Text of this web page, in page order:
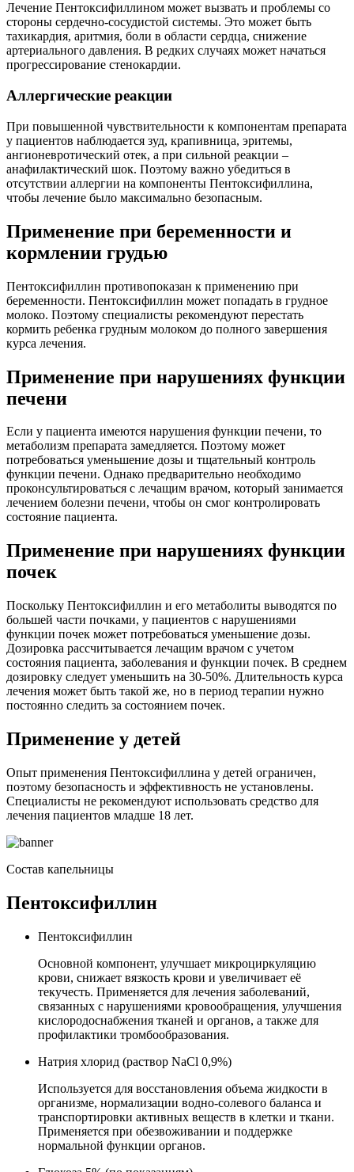
Лечение Пентоксифиллином может вызвать и проблемы со
стороны сердечно-сосудистой системы. Это может быть
тахикардия, аритмия, боли в области сердца, снижение
артериального давления. В редких случаях может начаться
прогрессирование стенокардии.
Аллергические реакции
При повышенной чувствительности к компонентам препарата
у пациентов наблюдается зуд, крапивница, эритемы,
ангионевротический отек, а при сильной реакции –
анафилактический шок. Поэтому важно убедиться в
отсутствии аллергии на компоненты Пентоксифиллина,
чтобы лечение было максимально безопасным.
Применение при беременности и
кормлении грудью
Пентоксифиллин противопоказан к применению при
беременности. Пентоксифиллин может попадать в грудное
молоко. Поэтому специалисты рекомендуют перестать
кормить ребенка грудным молоком до полного завершения
курса лечения.
Применение при нарушениях функции
печени
Если у пациента имеются нарушения функции печени, то
метаболизм препарата замедляется. Поэтому может
потребоваться уменьшение дозы и тщательный контроль
функции печени. Однако предварительно необходимо
проконсультироваться с лечащим врачом, который занимается
лечением болезни печени, чтобы он смог контролировать
состояние пациента.
Применение при нарушениях функции
почек
Поскольку Пентоксифиллин и его метаболиты выводятся по
большей части почками, у пациентов с нарушениями
функции почек может потребоваться уменьшение дозы.
Дозировка рассчитывается лечащим врачом с учетом
состояния пациента, заболевания и функции почек. В среднем
дозировку следует уменьшить на 30-50%. Длительность курса
лечения может быть такой же, но в период терапии нужно
постоянно следить за состоянием почек.
Применение у детей
Опыт применения Пентоксифиллина у детей ограничен,
поэтому безопасность и эффективность не установлены.
Специалисты не рекомендуют использовать средство для
лечения пациентов младше 18 лет.
Состав капельницы
Пентоксифиллин
Пентоксифиллин
Основной компонент, улучшает микроциркуляцию
крови, снижает вязкость крови и увеличивает её
текучесть. Применяется для лечения заболеваний,
связанных с нарушениями кровообращения, улучшения
кислородоснабжения тканей и органов, а также для
профилактики тромбообразования.
Натрия хлорид (раствор NaCl 0,9%)
Используется для восстановления объема жидкости в
организме, нормализации водно-солевого баланса и
транспортировки активных веществ в клетки и ткани.
Применяется при обезвоживании и поддержке
нормальной функции органов.